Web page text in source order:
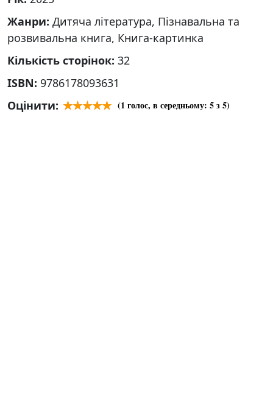
Жанри: Дитяча література, Пізнавальна та
розвивальна книга, Книга-картинка
Кількість сторінок: 32
ISBN: 9786178093631
Оцінити:
(1 голос, в середньому: 5з 5)